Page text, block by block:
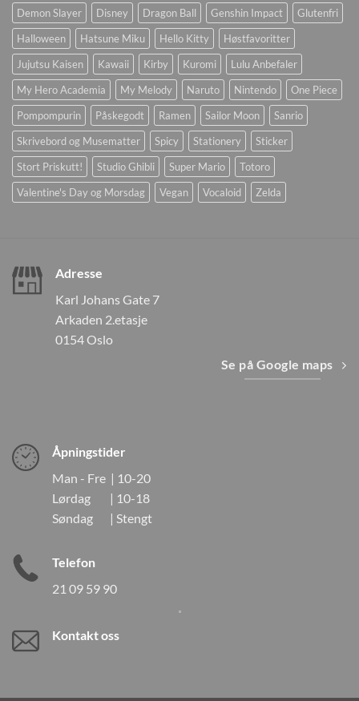
Demon Slayer
Disney Dragon Ball Genshin Impact
Glutenfri
Halloween
Hatsune Miku Hello Kitty
Høstfavoritter
Jujutsu Kaisen
Kawaii Kirby Kuromi
Lulu Anbefaler
My Hero Academia
My Melody Naruto Nintendo
One Piece
Pompompurin
Påskegodt Ramen Sailor Moon
Sanrio
Skrivebord og Musematter
Spicy Stationery
Sticker
Stort Priskutt!
Studio Ghibli Super Mario
Totoro
Valentine's Day og Morsdag
Vegan Vocaloid Zelda
Adresse
Karl Johans Gate 7
Arkaden 2.etasje
0154 Oslo
Se på Google maps
Åpningstider
Man - Fre | 10-20
Lørdag | 10-18
Søndag | Stengt
Telefon
21 09 59 90
Kontakt oss